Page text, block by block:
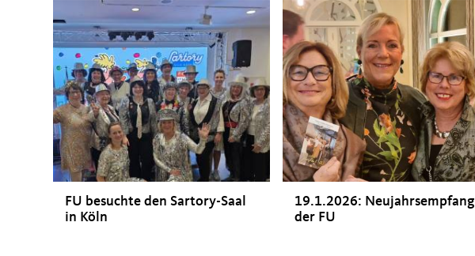
FU besuchte den Sartory-Saal
in Köln
19.1.2026: Neujahrsempfang
der FU